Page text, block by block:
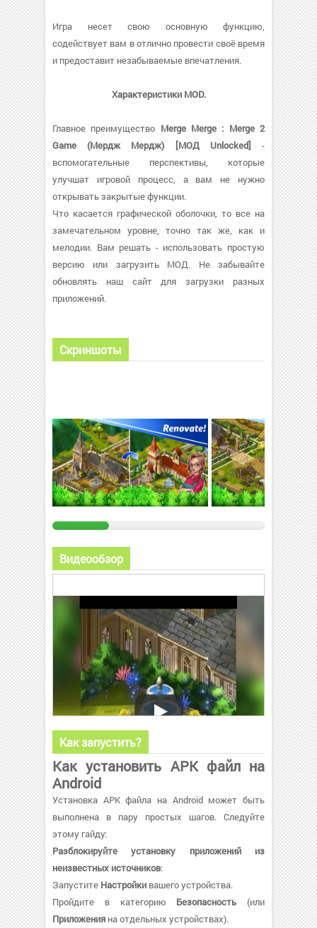
Игра несет свою основную функцию,
содействует вам в отлично провести своё время
и предоставит незабываемые впечатления.
Характеристики MOD.
Главное преимущество Merge Merge : Merge 2
Game (Мердж Мердж) [МОД Unlocked] -
вспомогательные перспективы, которые
улучшат игровой процесс, а вам не нужно
открывать закрытые функции.
Что касается графической оболочки, то все на
замечательном уровне, точно так же, как и
мелодии. Вам решать - использовать простую
версию или загрузить МОД. Не забывайте
обновлять наш сайт для загрузки разных
приложений.
Скриншоты
Видеообзор
Как запустить?
Как установить APK файл на
Android
Установка APK файла на Android может быть
выполнена в пару простых шагов. Следуйте
этому гайду:
Разблокируйте установку приложений из
неизвестных источников:
Запустите Настройки вашего устройства.
Пройдите в категорию Безопасность (или
Приложения на отдельных устройствах).